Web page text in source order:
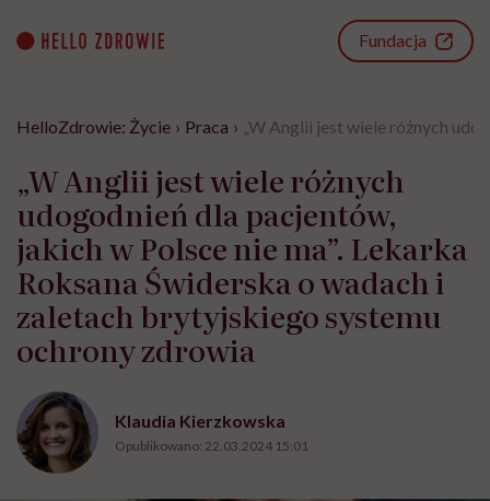
content
Fundacja
HelloZdrowie: Życie › Praca › „W Anglii jest wiele różnych
„W Anglii jest wiele różnych
udogodnień dla pacjentów,
jakich w Polsce nie ma”. Lekarka
Roksana Świderska o wadach i
zaletach brytyjskiego systemu
ochrony zdrowia
Klaudia Kierzkowska
Opublikowano: 22.03.2024 15:01